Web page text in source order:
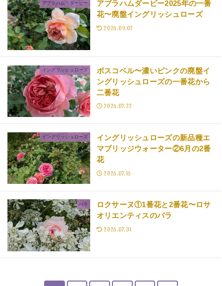
アブラハム・ダービー
アブラハムダービー2025年の一番
花〜廃盤イングリッシュローズ
2025.09.07
イングリッシュローズ
ボスコベル〜濃いピンクの廃盤イ
ングリッシュローズの一番花から
二番花
2025.07.22
イングリッシュローズ
イングリッシュローズの新品種エ
マブリッジウォーター②6月の2番
花
2025.07.15
バラ
ロクサーヌ①1番花と2番花〜ロサ
オリエンティスのバラ
2025.07.31